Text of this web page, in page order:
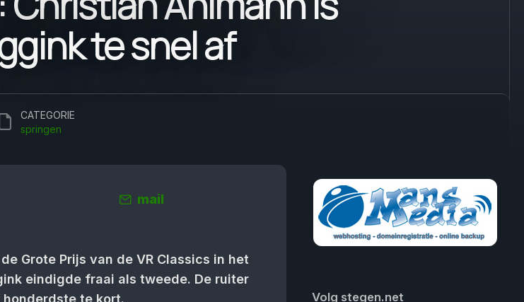
te snel af
CATEGORIE
springen
mail
Grote Prijs van de VR Classics in het
eindigde fraai als tweede. De ruiter
te kort.
Volg stegen.net